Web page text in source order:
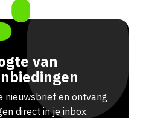
van
nieuwsbrief en ontvang
direct in je inbox.